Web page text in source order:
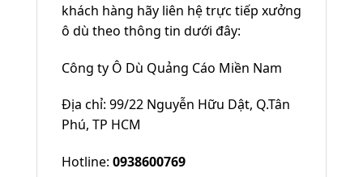
khách hàng hãy liên hệ trực tiếp xưởng
ô dù theo thông tin dưới đây:
Công ty Ô Dù Quảng Cáo Miền Nam
Địa chỉ: 99/22 Nguyễn Hữu Dật, Q.Tân
Phú, TP HCM
Hotline: 0938600769